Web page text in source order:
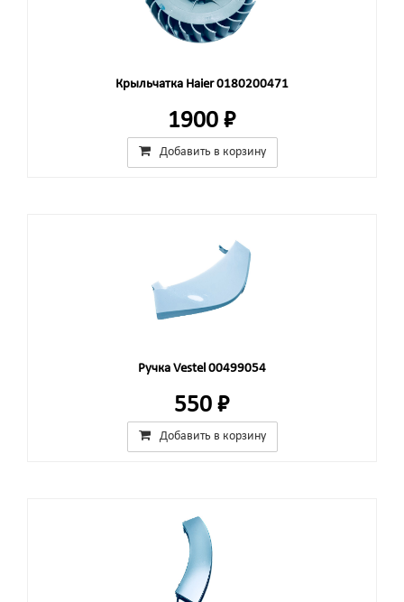
Крыльчатка Haier 0180200471
1900 ₽
Добавить в корзину
Ручка Vestel 00499054
550 ₽
Добавить в корзину